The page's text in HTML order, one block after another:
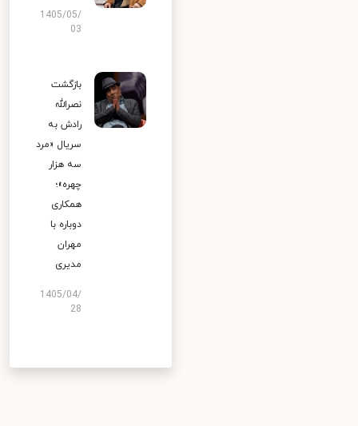
1405/05/
03
بازگشت
نصرالله
رادش به
سریال «مرد
سه هزار
چهره»؛
همکاری
دوباره با
مهران
مدیری
1405/04/
28